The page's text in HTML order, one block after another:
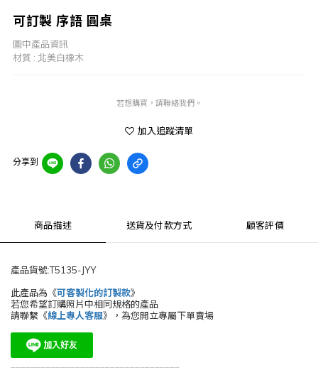
可訂製 序語 圓桌
圖中產品資訊
材質 : 北美白橡木
若想購買，請聯絡我們。
加入追蹤清單
分享到
商品描述 送貨及付款方式 顧客評價
產品貨號:T5135-JYY
此產品為《可客製化的訂製款》
若您希望訂購照片中相同規格的產品
請聯繫《線上專人客服》，為您開立專屬下單賣場